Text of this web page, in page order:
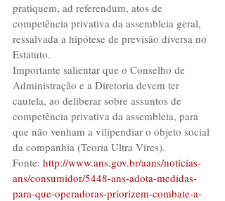
pratiquem, ad referendum, atos de
competência privativa da assembleia geral,
ressalvada a hipótese de previsão diversa no
Estatuto.
Importante salientar que o Conselho de
Administração e a Diretoria devem ter
cautela, ao deliberar sobre assuntos de
competência privativa da assembleia, para
que não venham a vilipendiar o objeto social
da companhia (Teoria Ultra Vires).
Fonte: http://www.ans.gov.br/aans/noticias-
ans/consumidor/5448-ans-adota-medidas-
para-que-operadoras-priorizem-combate-a-